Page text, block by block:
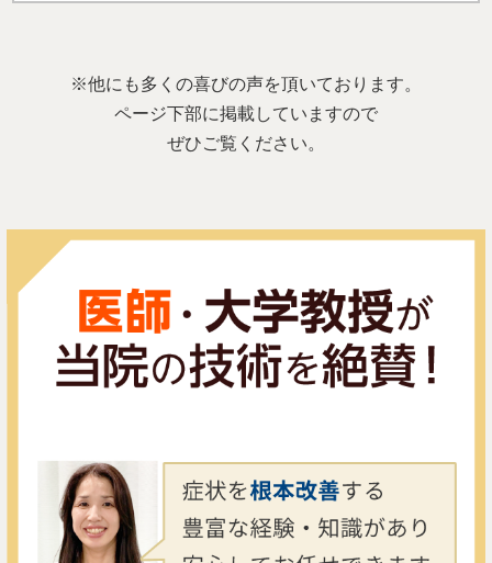
※他にも多くの喜びの声を頂いております。
ページ下部に掲載していますので
ぜひご覧ください。